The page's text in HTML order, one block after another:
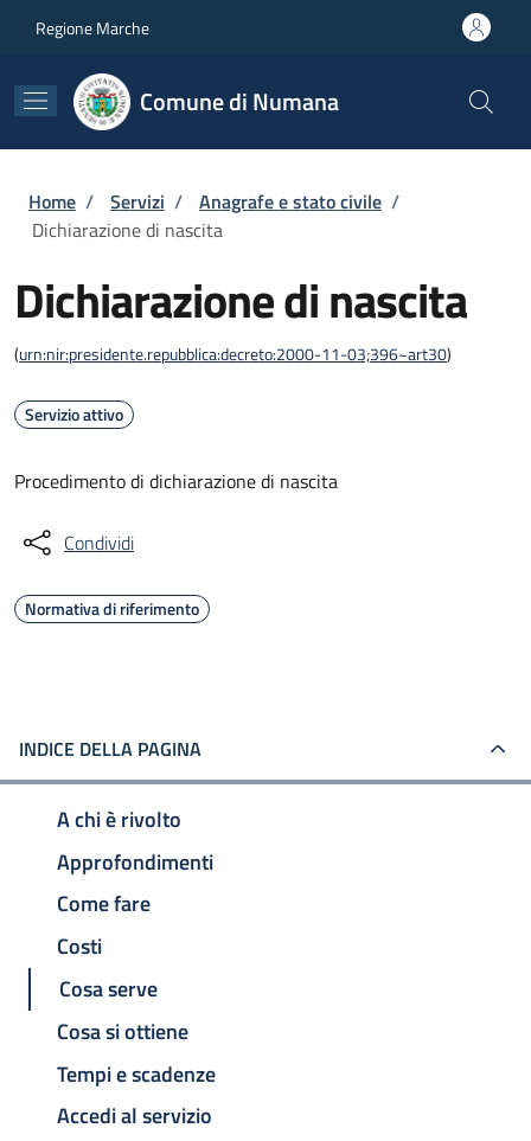
Regione Marche
Comune di Numana
Briciole di pane
Home / Servizi / Anagrafe e stato civile /
Dichiarazione di nascita
Dichiarazione di nascita
(urn:nir:presidente.repubblica:decreto:2000-11-03;396~art30)
Servizio attivo
Procedimento di dichiarazione di nascita
Condividi
Normativa di riferimento
INDICE DELLA PAGINA
A chi è rivolto
Approfondimenti
Come fare
Costi
Cosa serve
Cosa si ottiene
Tempi e scadenze
Accedi al servizio